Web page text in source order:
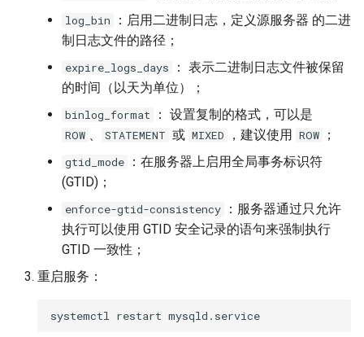
log_bin
：启用二进制日志，定义源服务器 的二进
制日志文件的路径；
expire_logs_days
： 表示二进制日志文件被保留
的时间（以天为单位）；
binlog_format ： 设置复制的格式，可以是
ROW 、 STATEMENT 或 MIXED ，建议使用 ROW ；
gtid_mode
：在服务器上启用全局事务标识符
(GTID)；
enforce-gtid-consistency
：服务器通过只允许
执行可以使用 GTID 安全记录的语句来强制执行
GTID 一致性；
重启服务：